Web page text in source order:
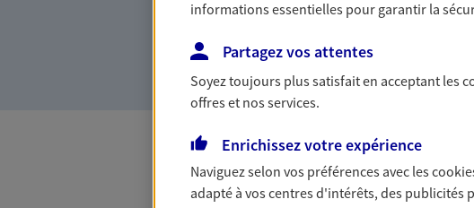
la confiance et la proximité. C'est en
Toutes
informations essentielles pour garantir la
Partagez vos attentes
Soyez toujours plus satisfait en acceptant les
offres et nos services.
Enrichissez votre expérience
Naviguez selon vos préférences avec les
adapté à vos centres d'intérêts, des publicités